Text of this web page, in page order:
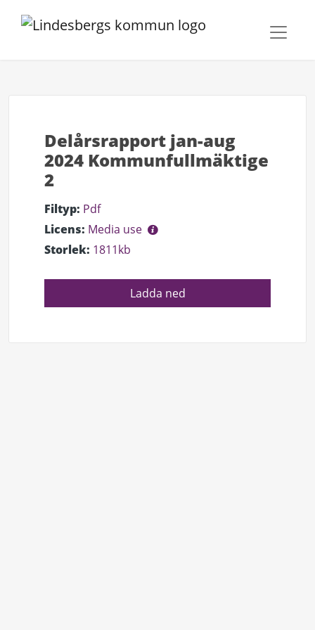
Delårsrapport jan-aug
2024 Kommunfullmäktige
2
Filtyp: Pdf
Licens: Media use
Storlek: 1811kb
Ladda ned